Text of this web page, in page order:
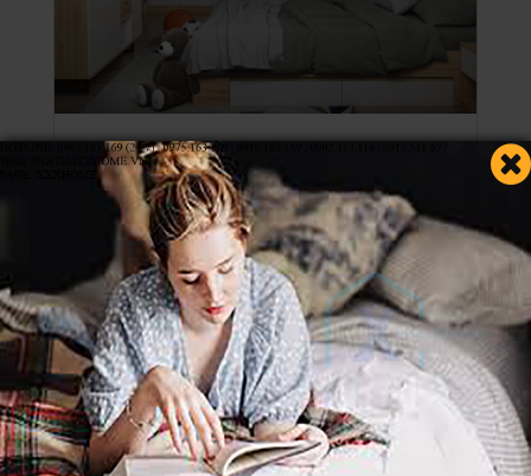
18,990,000 đ 22,150,000 đ
S HOME Combo mẫu nội thất phòng ngủ
cho bé đẹp hiện đại tiện…